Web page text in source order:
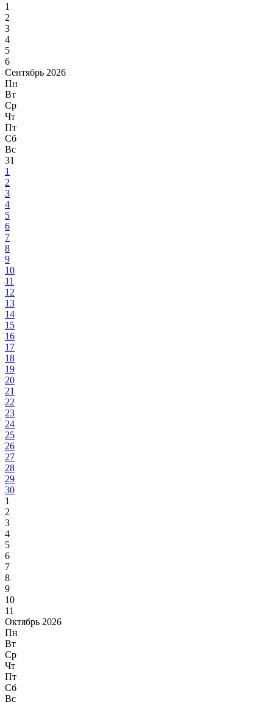
1
2
3
4
5
6
Сентябрь 2026
Пн
Вт
Ср
Чт
Пт
Сб
Вс
31
1
2
3
4
5
6
7
8
9
10
11
12
13
14
15
16
17
18
19
20
21
22
23
24
25
26
27
28
29
30
1
2
3
4
5
6
7
8
9
10
11
Октябрь 2026
Пн
Вт
Ср
Чт
Пт
Сб
Вс